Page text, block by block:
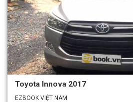
Toyota Innova 2017
EZBOOK VIỆT NAM